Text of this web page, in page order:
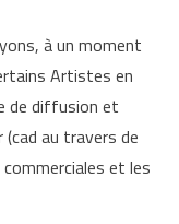
à un moment
Artistes en
de diffusion et
au travers de
et les